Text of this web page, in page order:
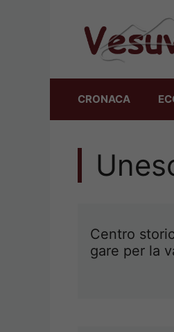
CRONACA
Centro
gare per la